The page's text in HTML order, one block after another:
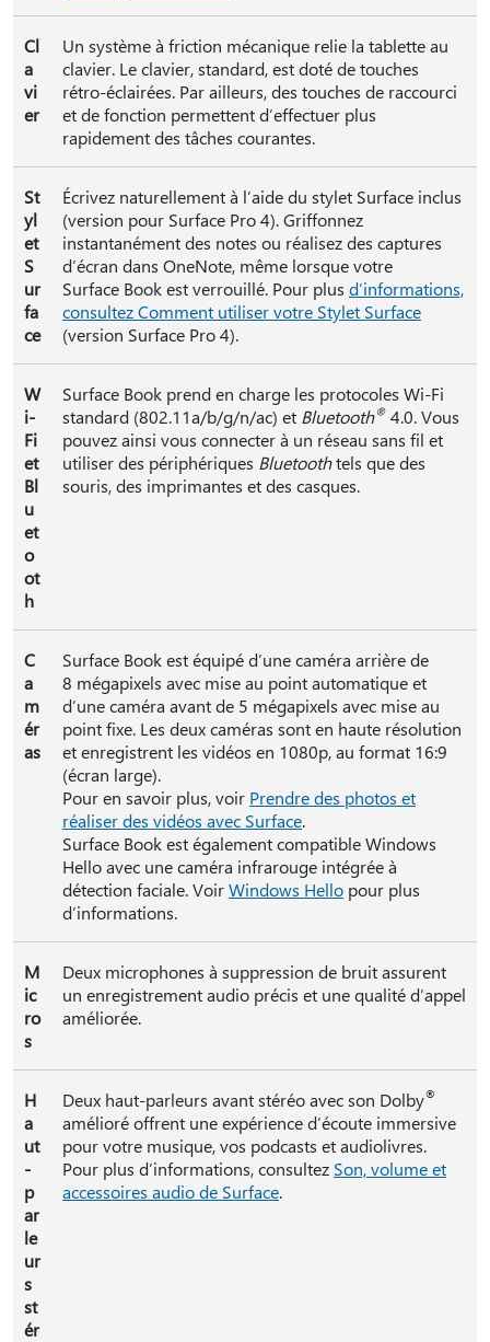
Cl
a
vi
er
Un système à friction mécanique relie la tablette au
clavier. Le clavier, standard, est doté de touches
rétro-éclairées. Par ailleurs, des touches de raccourci
et de fonction permettent d’effectuer plus
rapidement des tâches courantes.
St
yl
et
S
ur
fa
ce
Écrivez naturellement à l’aide du stylet Surface inclus
(version pour Surface Pro 4). Griffonnez
instantanément des notes ou réalisez des captures
d’écran dans OneNote, même lorsque votre
Surface Book est verrouillé. Pour plus d’informations,
consultez Comment utiliser votre Stylet Surface
(version Surface Pro 4).
W
i-
Fi
et
Bl
u
et
o
ot
h
Surface Book prend en charge les protocoles Wi-Fi
standard (802.11a/b/g/n/ac) et Bluetooth® 4.0. Vous
pouvez ainsi vous connecter à un réseau sans fil et
utiliser des périphériques Bluetoothtels que des
souris, des imprimantes et des casques.
C
a
m
ér
as
Surface Book est équipé d’une caméra arrière de
8 mégapixels avec mise au point automatique et
d’une caméra avant de 5 mégapixels avec mise au
point fixe. Les deux caméras sont en haute résolution
et enregistrent les vidéos en 1080p, au format 16:9
(écran large).
Pour en savoir plus, voir Prendre des photos et
réaliser des vidéos avec Surface.
Surface Book est également compatible Windows
Hello avec une caméra infrarouge intégrée à
détection faciale. VoirWindows Hello pour plus
d’informations.
M
ic
ro
s
Deux microphones à suppression de bruit assurent
un enregistrement audio précis et une qualité d’appel
améliorée.
H
a
ut
-
p
ar
le
ur
s
st
ér
Deux haut-parleurs avant stéréo avec son Dolby®
amélioré offrent une expérience d’écoute immersive
pour votre musique, vos podcasts et audiolivres.
Pour plus d’informations, consultez Son, volume et
accessoires audio de Surface.